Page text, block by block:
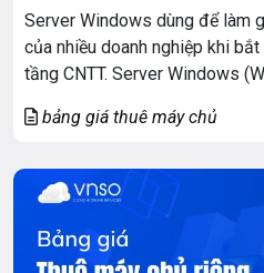
Server Windows dùng để làm
của nhiều doanh nghiệp khi
tầng CNTT. Server Windows
dữ liệu, vận hành ứng dụng bảo
bảng giá thuê máy chủ